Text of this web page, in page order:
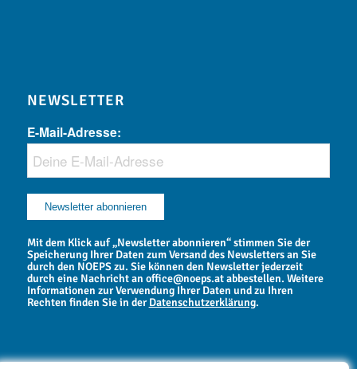
NEWSLETTER
E-Mail-Adresse:
Mit dem Klick auf „Newsletter abonnieren“ stimmen Sie der
Speicherung Ihrer Daten zum Versand des Newsletters an Sie
durch den NOEPS zu. Sie können den Newsletter jederzeit
durch eine Nachricht an office@noeps.at abbestellen. Weitere
Informationen zur Verwendung Ihrer Daten und zu Ihren
Rechten finden Sie in derDatenschutzerklärung.